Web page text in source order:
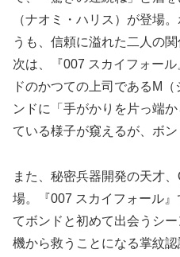
（ナオミ・ハリス）が登場
うも、信頼に溢れた二人の
次は、『007 スカイフォー
ドのかつての上司であるM
ンドに「手がかりを片っ端
ている様子が窺えるが、ボ
また、秘密兵器開発の天才
場。『007 スカイフォール
てボンドと初めて出会うシ
機から救うことになる掌紋